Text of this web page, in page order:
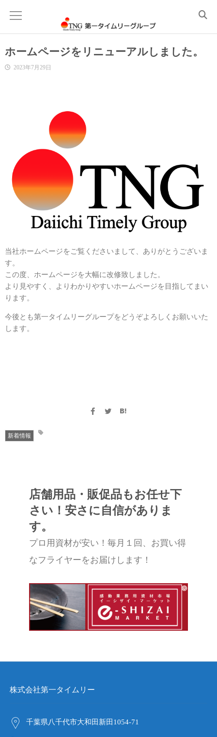
ご挨拶
レンタルタオル
レンタルマット
店舗用品・販促品
厨房用品
ホール用品
求人情報
事務員さん募集
ホームページをリニューアルしました。
2023年7月29日
当社ホームページをご覧くださいまして、ありがとうございま
す。
この度、ホームページを大幅に改修致しました。
より見やすく、よりわかりやすいホームページを目指してまい
ります。
今後とも第一タイムリーグループをどうぞよろしくお願いいた
します。
新着情報
店舗用品・販促品もお任せ下
さい！安さに自信がありま
す。
プロ用資材が安い！毎月１回、お買い得
なフライヤーをお届けします！
株式会社第一タイムリー
千葉県八千代市大和田新田1054-71